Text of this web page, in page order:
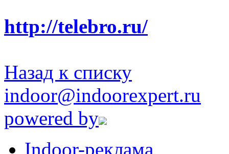
http://telebro.ru/
Назад к списку
indoor@indoorexpert.ru
powered by
Indoor-реклама